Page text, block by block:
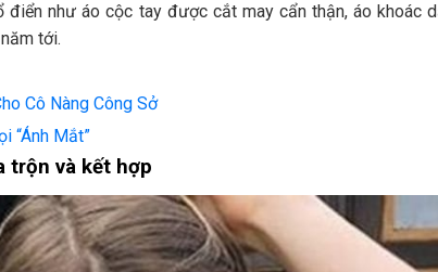
điển như áo cộc tay được cắt may cẩn thận, áo khoác
tới.
Cô Nàng Công Sở
“Ánh Mắt”
trộn và kết hợp